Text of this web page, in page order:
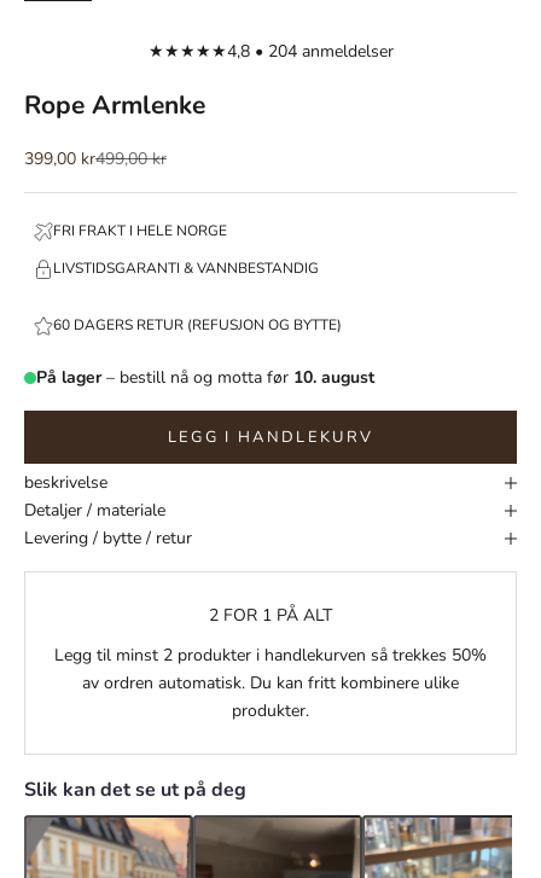
★★★★★4,8 • 204 anmeldelser
Rope Armlenke
Salgspris
399,00 krNormalpris
499,00 kr
FRI FRAKT I HELE NORGE
LIVSTIDSGARANTI & VANNBESTANDIG
60 DAGERS RETUR (REFUSJON OG BYTTE)
På lager– bestill nå og motta før 10. august
LEGG I HANDLEKURV
beskrivelse
Detaljer / materiale
Levering / bytte / retur
2 FOR 1 PÅ ALT
Legg til minst 2 produkter i handlekurven så trekkes 50%
av ordren automatisk. Du kan fritt kombinere ulike
produkter.
Slik kan det se ut på deg